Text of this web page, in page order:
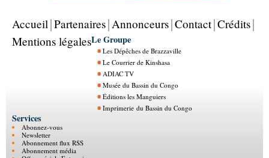
Accueil Partenaires Annonceurs Contact Crédits
Mentions légalesLe Groupe
Les Dépêches de Brazzaville
Le Courrier de Kinshasa
ADIAC TV
Musée du Bassin du Congo
Éditions les Manguiers
Imprimerie du Bassin du Congo
Services
Abonnez-vous
Newsletter
Abonnement flux RSS
Abonnement média